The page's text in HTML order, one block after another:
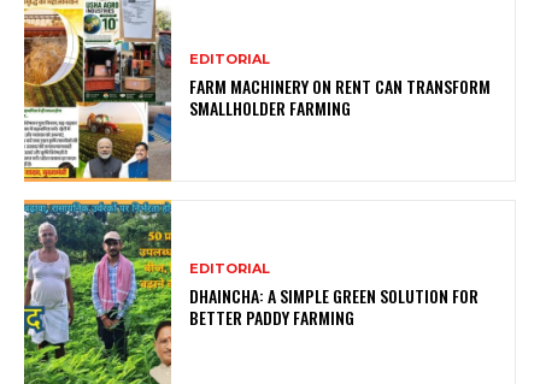
EDITORIAL
FARM MACHINERY ON RENT CAN TRANSFORM
SMALLHOLDER FARMING
EDITORIAL
DHAINCHA: A SIMPLE GREEN SOLUTION FOR
BETTER PADDY FARMING